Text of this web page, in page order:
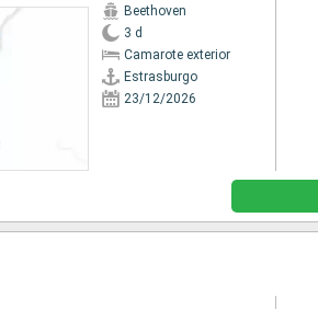
Beethoven
3 d
Camarote exterior
Estrasburgo
23/12/2026